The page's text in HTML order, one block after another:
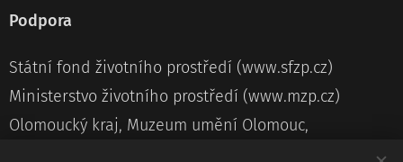
Podpora
Státní fond životního prostředí (www.sfzp.cz)
Ministerstvo životního prostředí (www.mzp.cz)
Olomoucký kraj, Muzeum umění Olomouc,